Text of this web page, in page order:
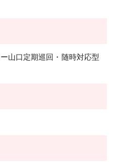
山口定期巡回・随時対応型